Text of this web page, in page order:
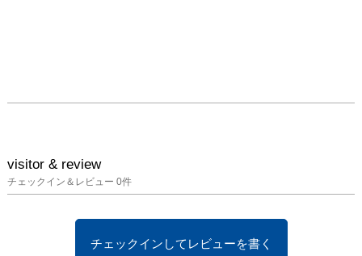
visitor & review
チェックイン＆レビュー 0件
チェックインしてレビューを書く